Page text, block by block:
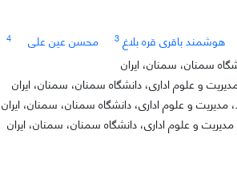
هوشمند باقری قره بلاغ 3 محسن عین علی
4
سمنان، سمنان، ایران
و علوم اداری، دانشگاه سمنان، سمنان، ایران
مدیریت و علوم اداری، دانشگاه سمنان، سمنان، ایران
و علوم اداری، دانشگاه سمنان، سمنان، ایران